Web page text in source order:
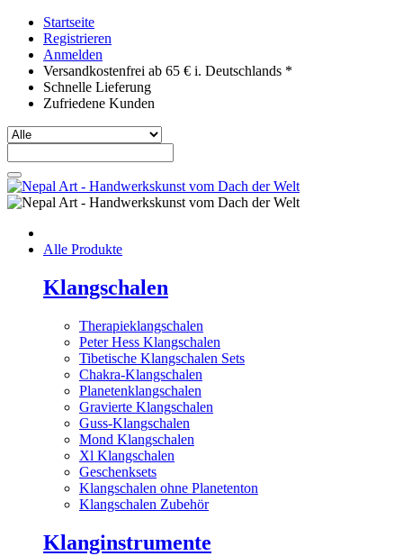
Startseite
Registrieren
Anmelden
Versandkostenfrei ab 65 € i. Deutschlands *
Schnelle Lieferung
Zufriedene Kunden
Alle Produkte
Klangschalen
Therapieklangschalen
Peter Hess Klangschalen
Tibetische Klangschalen Sets
Chakra-Klangschalen
Planetenklangschalen
Gravierte Klangschalen
Guss-Klangschalen
Mond Klangschalen
Xl Klangschalen
Geschenksets
Klangschalen ohne Planetenton
Klangschalen Zubehör
Klanginstrumente